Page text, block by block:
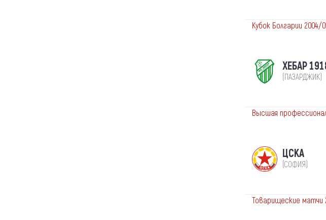
Кубок Болгарии 2004/
ХЕБАР
(ПАЗАРДЖИК)
Высшая
ЦСКА
(СОФИЯ)
Товарищеские матчи